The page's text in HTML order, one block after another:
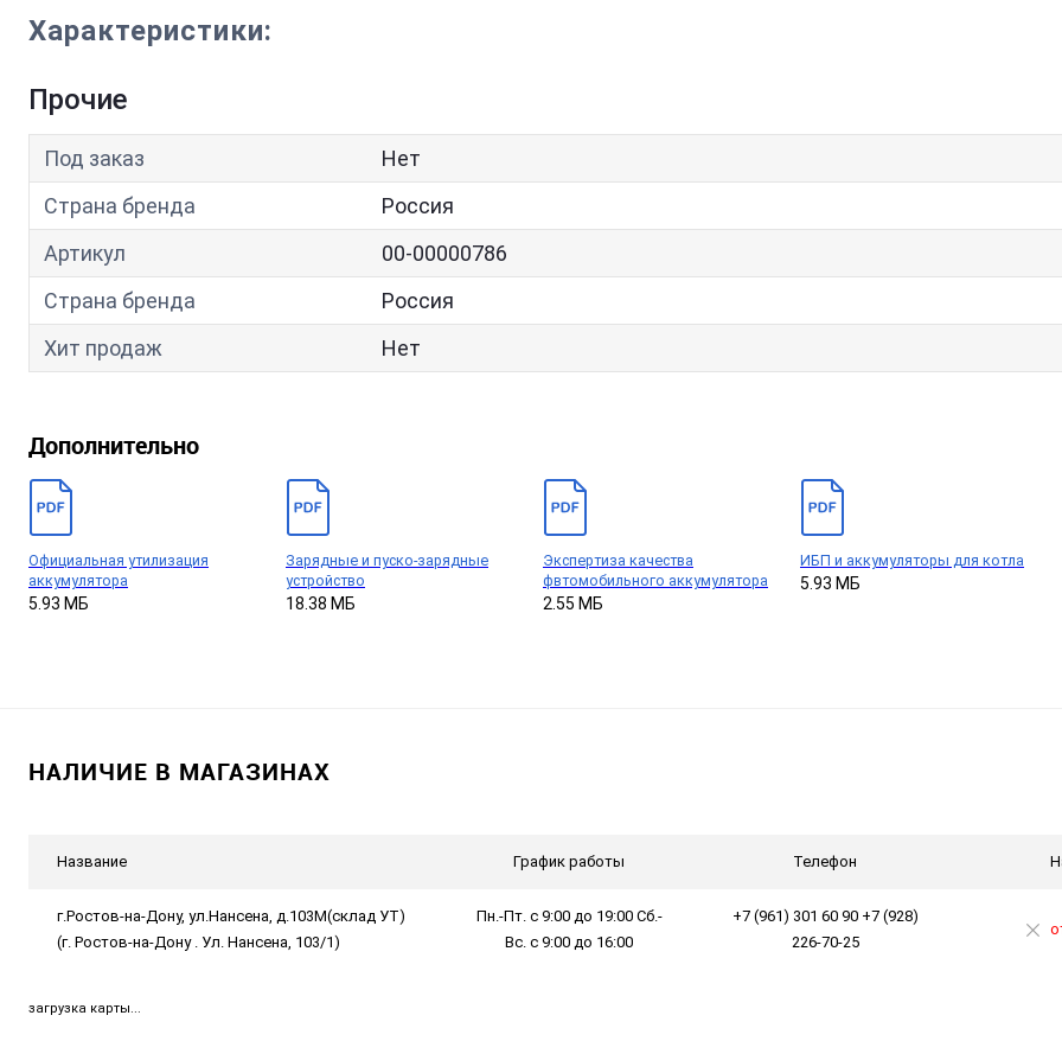
Характеристики:
Прочие
Под заказ
Нет
Страна бренда
Россия
Артикул
00-00000786
Страна бренда
Россия
Хит продаж
Нет
Дополнительно
Официальная утилизация
аккумулятора
5.93 МБ
Зарядные и пуско-зарядные
устройство
18.38 МБ
Экспертиза качества
фвтомобильного аккумулятора
2.55 МБ
ИБП и аккумуляторы для котла
5.93 МБ
НАЛИЧИЕ В МАГАЗИНАХ
Название График работы Телефон
г.Ростов-на-Дону, ул.Нансена, д.103М(склад УТ)
(г. Ростов-на-Дону . Ул. Нансена, 103/1)
Пн.-Пт. с 9:00 до 19:00 Сб.-
Вс. с 9:00 до 16:00
+7 (961) 301 60 90 +7 (928)
226-70-25
загрузка карты...